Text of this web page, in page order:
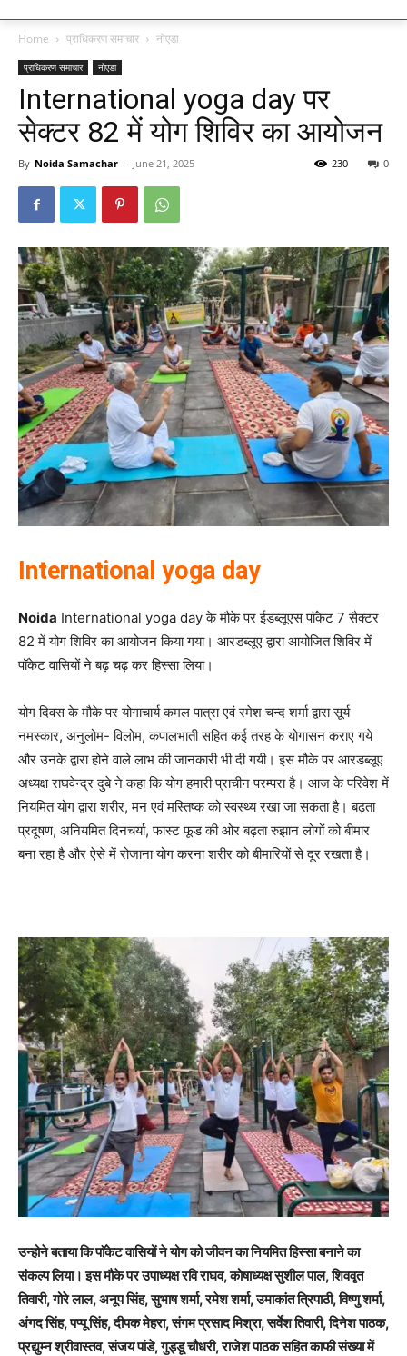
Home प्राधिकरण समाचार नोएडा
प्राधिकरण समाचार नोएडा
International yoga day पर
सेक्टर 82 में योग शिविर का आयोजन
By Noida Samachar - June 21, 2025 0
230
International yoga day
Noida International yoga day के मौके पर ईडब्लूएस पाॅकेट 7 सैक्टर
82 में योग शिविर का आयोजन किया गया। आरडब्लूए द्वारा आयोजित शिविर में
पॉकेट वासियों ने बढ़ चढ़ कर हिस्सा लिया।
योग दिवस के मौके पर योगाचार्य कमल पात्रा एवं रमेश चन्द शर्मा द्वारा सूर्य
नमस्कार, अनुलोम- विलोम, कपालभाती सहित कई तरह के योगासन कराए गये
और उनके द्वारा होने वाले लाभ की जानकारी भी दी गयी। इस मौके पर आरडब्लूए
अध्यक्ष राघवेन्द्र दुबे ने कहा कि योग हमारी प्राचीन परम्परा है। आज के परिवेश में
नियमित योग द्वारा शरीर, मन एवं मस्तिष्क को स्वस्थ्य रखा जा सकता है। बढ़ता
प्रदूषण, अनियमित दिनचर्या, फास्ट फूड की ओर बढ़ता रुझान लोगों को बीमार
बना रहा है और ऐसे में रोजाना योग करना शरीर को बीमारियों से दूर रखता है।
उन्होने बताया कि पाॅकेट वासियों ने योग को जीवन का नियमित हिस्सा बनाने का
संकल्प लिया। इस मौके पर उपाध्यक्ष रवि राघव, कोषाध्यक्ष सुशील पाल, शिववृत
तिवारी, गोरे लाल, अनूप सिंह, सुभाष शर्मा, रमेश शर्मा, उमाकांत त्रिपाठी, विष्णु शर्मा,
अंगद सिंह, पप्पू सिंह, दीपक मेहरा, संगम प्रसाद मिश्रा, सर्वेश तिवारी, दिनेश पाठक,
प्रद्युम्न श्रीवास्तव, संजय पांडे, गुड्डू चौधरी, राजेश पाठक सहित काफी संख्या में